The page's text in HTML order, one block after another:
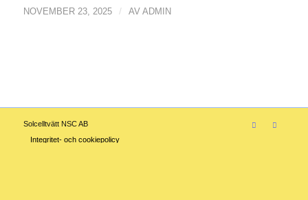
NOVEMBER 23, 2025 / AV ADMIN
Solcelltvätt NSC AB
Integritet- och cookiepolicy